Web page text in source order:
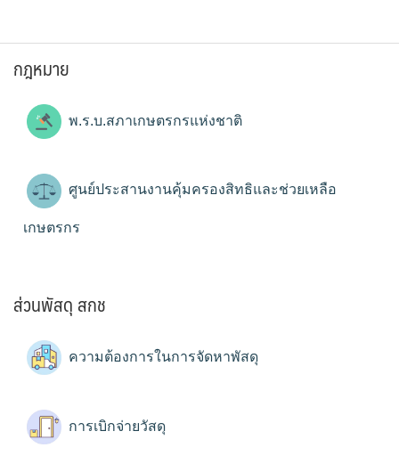
กฎหมาย
พ.ร.บ.สภาเกษตรกรแห่งชาติ
ศูนย์ประสานงานคุ้มครองสิทธิและช่วยเหลือ
เกษตรกร
ส่วนพัสดุ สกช
ความต้องการในการจัดหาพัสดุ
การเบิกจ่ายวัสดุ